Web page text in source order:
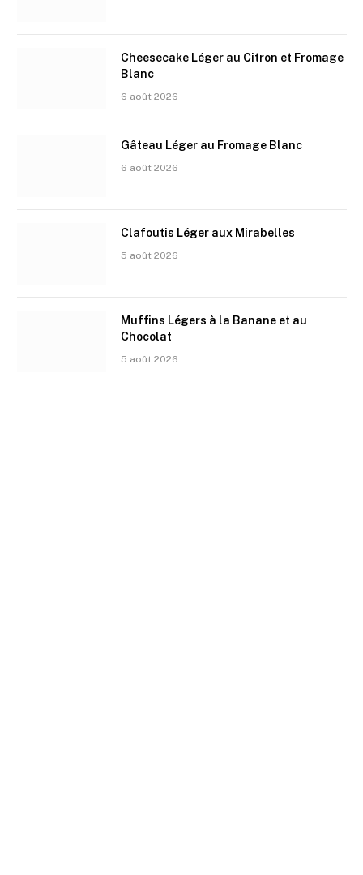
Cheesecake Léger au Citron et Fromage
Blanc
6 août 2026
Gâteau Léger au Fromage Blanc
6 août 2026
Clafoutis Léger aux Mirabelles
5 août 2026
Muffins Légers à la Banane et au
Chocolat
5 août 2026